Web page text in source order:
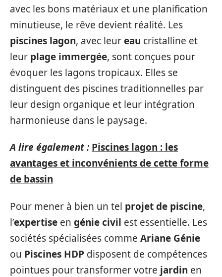
avec les bons matériaux et une planification
minutieuse, le rêve devient réalité. Les
piscines lagon, avec leureau cristalline et
leur plage immergée, sont conçues pour
évoquer les lagons tropicaux. Elles se
distinguent des piscines traditionnelles par
leur design organique et leur intégration
harmonieuse dans le paysage.
A lire également : Piscines lagon : les
avantages et inconvénients de cette forme
de bassin
Pour mener à bien un tel projet de piscine,
l’expertise en génie civil est essentielle. Les
sociétés spécialisées comme Ariane Génie
ou Piscines HDP disposent de compétences
pointues pour transformer votre jardin en